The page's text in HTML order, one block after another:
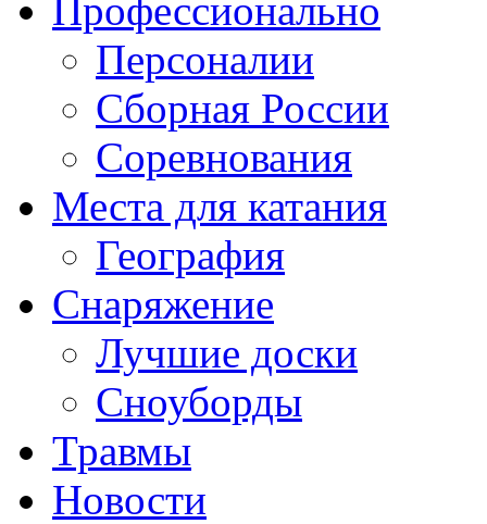
Профессионально
Персоналии
Сборная России
Соревнования
Места для катания
География
Снаряжение
Лучшие доски
Сноуборды
Травмы
Новости